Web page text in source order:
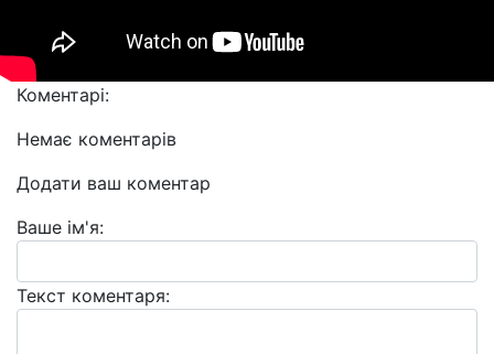
Коментарі:
Немає коментарів
Додати ваш коментар
Ваше ім'я:
Текст коментаря: